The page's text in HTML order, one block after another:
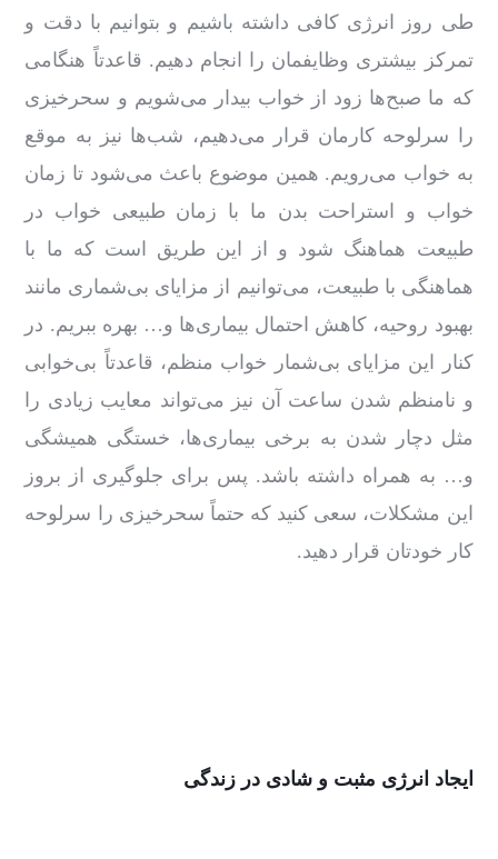
طی روز انرژی کافی داشته باشیم و بتوانیم با دقت و
تمرکز بیشتری وظایفمان را انجام دهیم. قاعدتاً هنگامی‌
که ما صبح‌ها زود از خواب بیدار می‌شویم و سحرخیزی
را سرلوحه کارمان قرار می‌دهیم، شب‌ها نیز به ‌موقع
به خواب می‌رویم. همین موضوع باعث می‌شود تا زمان
خواب و استراحت بدن ما با زمان طبیعی خواب در
طبیعت هماهنگ شود و از این طریق است که ما با
هماهنگی با طبیعت، می‌توانیم از مزایای بی‌شماری مانند
بهبود روحیه، کاهش احتمال بیماری‌ها و… بهره ببریم. در
کنار این مزایای بی‌شمار خواب منظم، قاعدتاً بی‌خوابی
و نامنظم شدن ساعت آن نیز می‌تواند معایب زیادی را
مثل دچار شدن به برخی بیماری‌ها، خستگی همیشگی
و… به همراه داشته باشد. پس برای جلوگیری از بروز
این مشکلات، سعی کنید که حتماً سحرخیزی را سرلوحه
کار خودتان قرار دهید.
ایجاد انرژی مثبت و شادی در زندگی